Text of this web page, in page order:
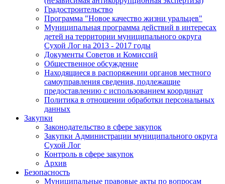
Градостроительство
Программа "Новое качество жизни уральцев"
Муниципальная программа действий в интересах
детей на территории муниципального округа
Сухой Лог на 2013 - 2017 годы
Документы Советов и Комиссий
Общественное обсуждение
Находящиеся в распоряжении органов местного
самоуправления сведения, подлежащие
предоставлению с использованием координат
Политика в отношении обработки персональных
данных
Закупки
Законодательство в сфере закупок
Закупки Администрации муниципального округа
Сухой Лог
Контроль в сфере закупок
Архив
Безопасность
Муниципальные правовые акты по вопросам